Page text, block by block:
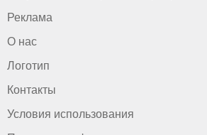
Реклама
О нас
Логотип
Контакты
Условия использования